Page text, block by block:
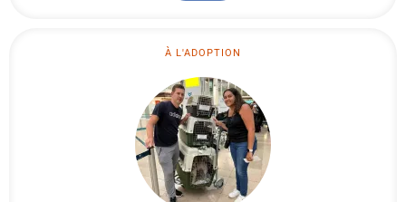
À L'ADOPTION